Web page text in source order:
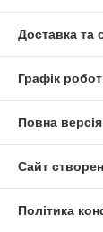
Доставка та
Графік
Повна
Сайт
Політика